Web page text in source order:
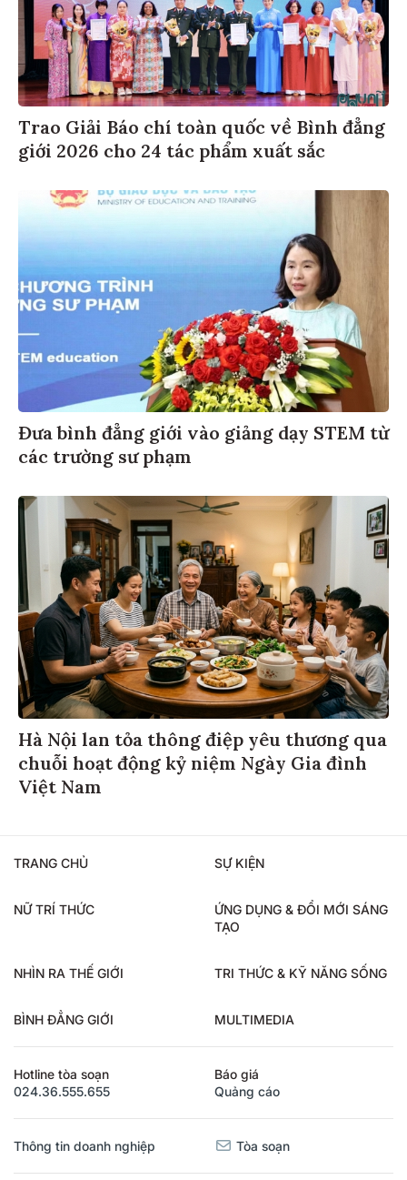
Trao Giải Báo chí toàn quốc về Bình đẳng
giới 2026 cho 24 tác phẩm xuất sắc
Đưa bình đẳng giới vào giảng dạy STEM từ
các trường sư phạm
Hà Nội lan tỏa thông điệp yêu thương qua
chuỗi hoạt động kỷ niệm Ngày Gia đình
Việt Nam
TRANG CHỦ SỰ KIỆN
NỮ TRÍ THỨC
ỨNG DỤNG & ĐỔI MỚI SÁNG
TẠO
NHÌN RA THẾ GIỚI TRI THỨC & KỸ NĂNG SỐNG
BÌNH ĐẲNG GIỚI MULTIMEDIA
Hotline tòa soạn
024.36.555.655
Báo giá
Quảng cáo
Thông tin doanh nghiệp Tòa soạn